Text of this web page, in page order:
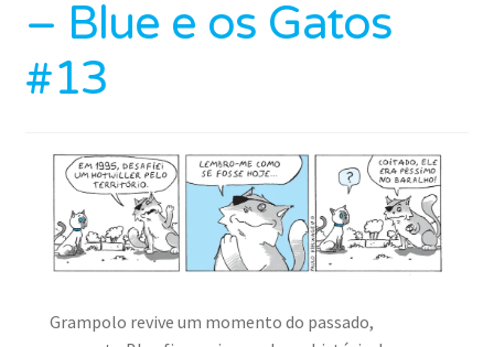
– Blue e os Gatos
#13
Grampolo revive um momento do passado,